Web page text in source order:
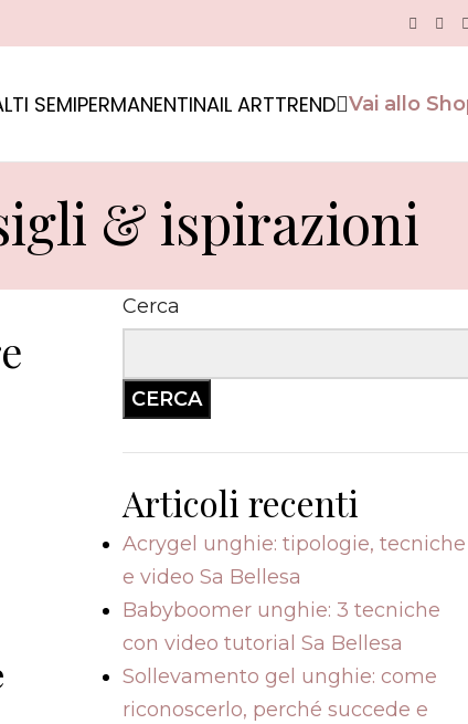
SEMIPERMANENTINAIL ARTTREND Vai allo
& ispirazioni
Cerca
CERCA
Articoli recenti
Acrygel unghie: tipologie, tecniche
e video Sa Bellesa
Babyboomer unghie: 3 tecniche
con video tutorial Sa Bellesa
Sollevamento gel unghie: come
riconoscerlo, perché succede e